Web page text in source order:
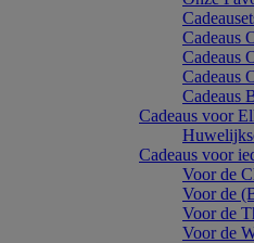
Cadeaus
Cadeaus
Cadeaus
Cadeaus
Cadeaus voor
Cadeaus voor
Voor de
Voor de
Voor de
Voor de